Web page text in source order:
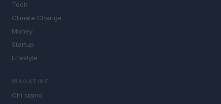
Tech
Climate Change
Money
Startup
Lifestyle
MAGAZINE
Chi siamo